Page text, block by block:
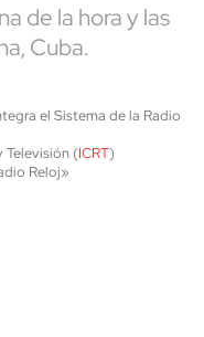
de la hora y las
Cuba.
el Sistema de la Radio
(ICRT)
Reloj»